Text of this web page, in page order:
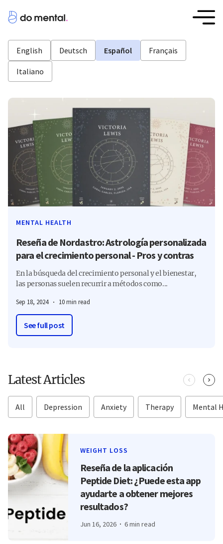
English Deutsch Español Français
Italiano
MENTAL HEALTH
Reseña de Nordastro: Astrología personalizada
para el crecimiento personal - Pros y contras
En la búsqueda del crecimiento personal y el bienestar,
las personas suelen recurrir a métodos como...
Sep 18, 2024 10 min read
See full post
Latest Articles
All Depression Anxiety Therapy Mental
WEIGHT LOSS
Reseña de la aplicación
Peptide Diet: ¿Puede esta app
ayudarte a obtener mejores
resultados?
Jun 16, 2026 6 min read